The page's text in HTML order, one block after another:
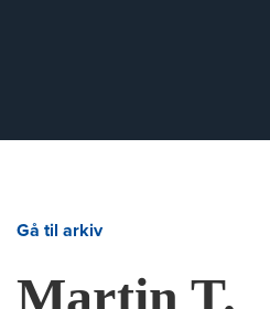
Gå til arkiv
Martin T.